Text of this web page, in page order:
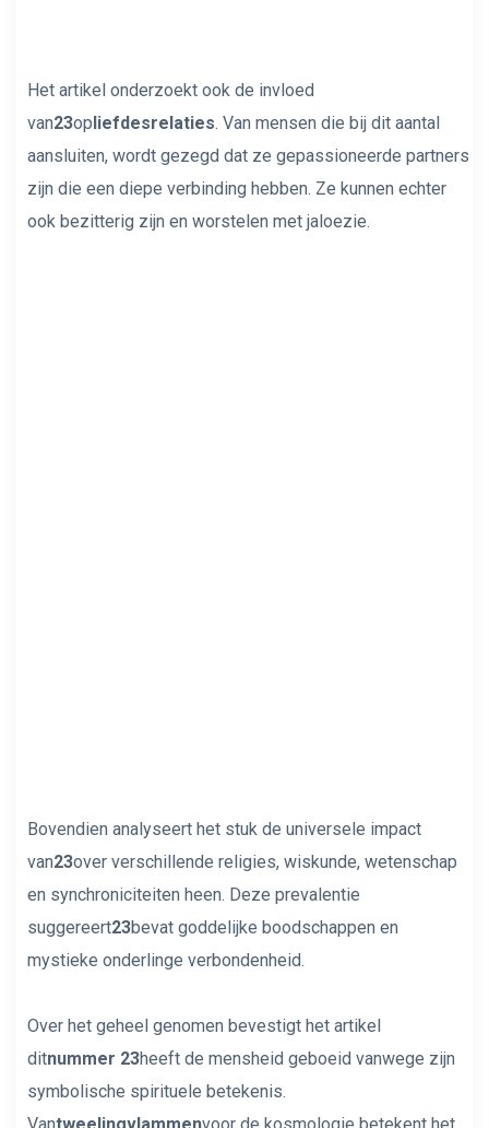
Het artikel onderzoekt ook de invloed
van23opliefdesrelaties. Van mensen die bij dit aantal
aansluiten, wordt gezegd dat ze gepassioneerde partners
zijn die een diepe verbinding hebben. Ze kunnen echter
ook bezitterig zijn en worstelen met jaloezie.
Bovendien analyseert het stuk de universele impact
van23over verschillende religies, wiskunde, wetenschap
en synchroniciteiten heen. Deze prevalentie
suggereert23bevat goddelijke boodschappen en
mystieke onderlinge verbondenheid.
Over het geheel genomen bevestigt het artikel
ditnummer 23heeft de mensheid geboeid vanwege zijn
symbolische spirituele betekenis.